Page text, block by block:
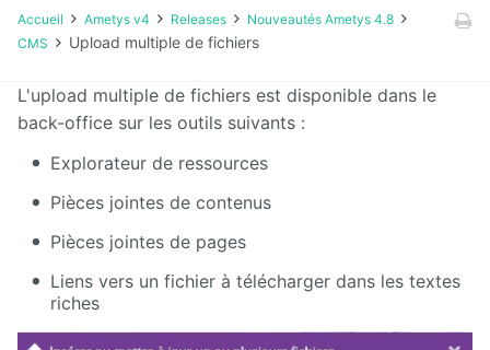
Licence
Manuel
d'installation
et
Manuel
d'administration
Manuel de
paramétrage
et
Accueil Ametys v4 Releases
Nouveautés Ametys 4.8
CMS
Upload multiple de fichiers
L'upload multiple de fichiers est disponible dans le
back-office sur les outils suivants :
Explorateur de ressources
Pièces jointes de contenus
Pièces jointes de pages
Liens vers un fichier à télécharger dans les textes
riches